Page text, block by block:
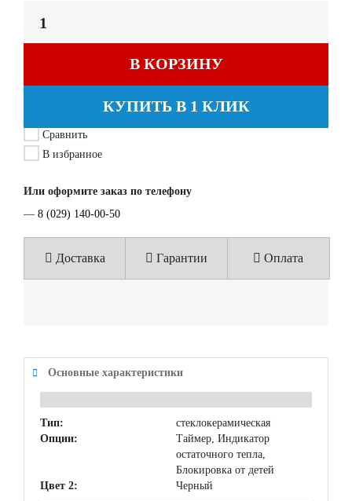
В КОРЗИНУ
КУПИТЬ В 1 КЛИК
Сравнить
В избранное
Или оформите заказ по телефону
— 8 (029) 140-00-50
Доставка Гарантии Оплата
Основные характеристики
Тип:
стеклокерамическая
Опции:
Таймер, Индикатор
остаточного тепла,
Блокировка от детей
Цвет 2:
Черный